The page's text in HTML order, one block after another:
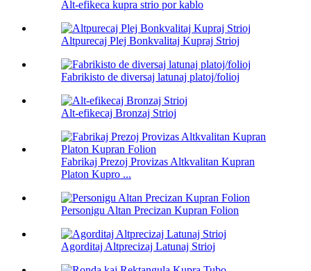
Alt-efikeca kupra strio por kablo
Altpurecaj Plej Bonkvalitaj Kupraj Strioj
Fabrikisto de diversaj latunaj platoj/folioj
Alt-efikecaj Bronzaj Strioj
Fabrikaj Prezoj Provizas Altkvalitan Kupran
Platon Kupro ...
Personigu Altan Precizan Kupran Folion
Agorditaj Altprecizaj Latunaj Strioj